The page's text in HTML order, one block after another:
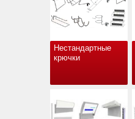
Нестандартные
крючки